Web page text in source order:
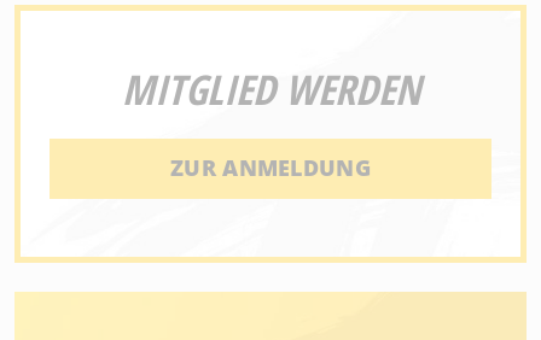
MITGLIED WERDEN
ZUR ANMELDUNG